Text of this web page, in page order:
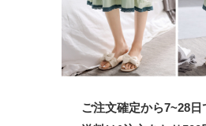
ご注文確定から7~28日